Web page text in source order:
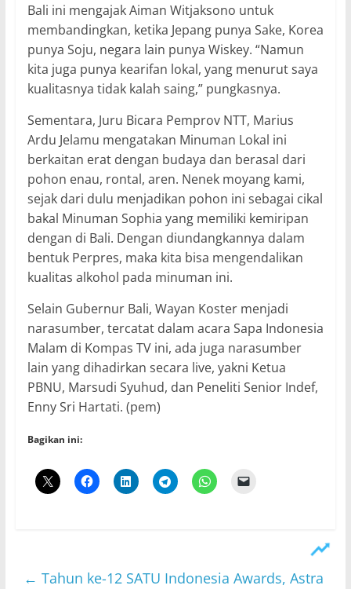
Bali ini mengajak Aiman Witjaksono untuk
membandingkan, ketika Jepang punya Sake, Korea
punya Soju, negara lain punya Wiskey. “Namun
kita juga punya kearifan lokal, yang menurut saya
kualitasnya tidak kalah saing,” pungkasnya.
Sementara, Juru Bicara Pemprov NTT, Marius
Ardu Jelamu mengatakan Minuman Lokal ini
berkaitan erat dengan budaya dan berasal dari
pohon enau, rontal, aren. Nenek moyang kami,
sejak dari dulu menjadikan pohon ini sebagai cikal
bakal Minuman Sophia yang memiliki kemiripan
dengan di Bali. Dengan diundangkannya dalam
bentuk Perpres, maka kita bisa mengendalikan
kualitas alkohol pada minuman ini.
Selain Gubernur Bali, Wayan Koster menjadi
narasumber, tercatat dalam acara Sapa Indonesia
Malam di Kompas TV ini, ada juga narasumber
lain yang dihadirkan secara live, yakni Ketua
PBNU, Marsudi Syuhud, dan Peneliti Senior Indef,
Enny Sri Hartati. (pem)
Bagikan ini:
← Tahun ke-12 SATU Indonesia Awards, Astra